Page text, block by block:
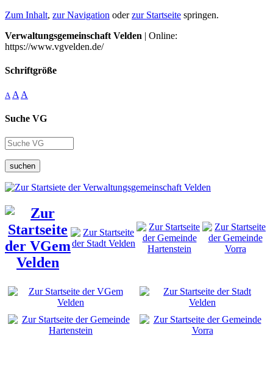
Zum Inhalt, zur Navigation oderzur Startseite springen.
Verwaltungsgemeinschaft Velden | Online:
https://www.vgvelden.de/
Schriftgröße
A A A
Suche VG
suchen